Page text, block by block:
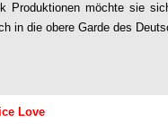
Produktionen möchte sie
in die obere Garde des
Love